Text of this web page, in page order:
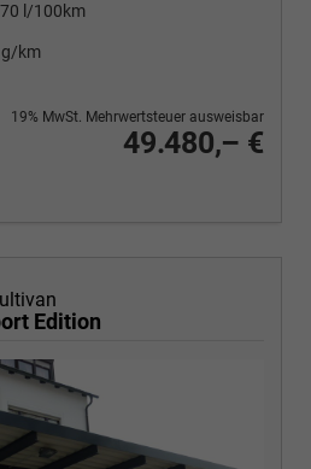
l/100km
g/km
49.480,– €
19% MwSt. Mehrwertsteuer ausweisbar
drucken
Edition